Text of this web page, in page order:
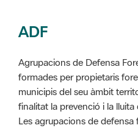
ADF
Agrupacions de Defensa
formades per propietaris
municipis del seu àmbit
finalitat la prevenció i la
Les agrupacions de defensa